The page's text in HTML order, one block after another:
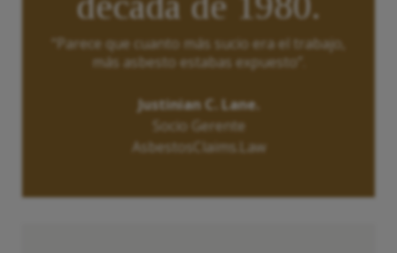
“Parece que cuanto más sucio era el trabajo,
más asbesto estabas expuesto”.
Justinian C. Lane.
Socio Gerente
AsbestosClaims.Law